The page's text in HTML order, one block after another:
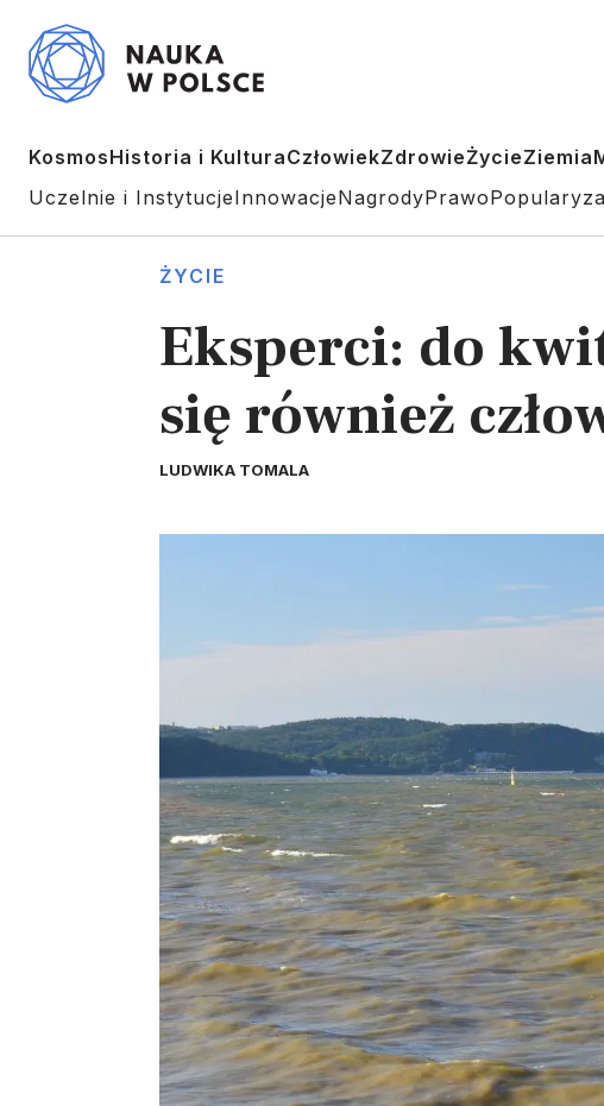
KosmosHistoria i KulturaCzłowiekZdrowieŻycieZiemia
Uczelnie i InstytucjeInnowacjeNagrodyPrawo
ŻYCIE
Eksperci: do
się również
LUDWIKA TOMALA